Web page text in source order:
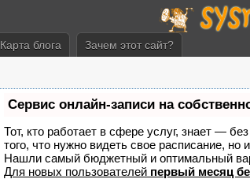
Карта блога Зачем этот сайт?
Сервис онлайн-записи на
Тот, кто работает в сфере услуг, знает —
того, что нужно видеть свое расписание, но
Нашли самый бюджетный и оптимальный
Для новых пользователей первый месяц